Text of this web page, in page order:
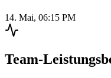
14. Mai, 06:15 PM
Team-